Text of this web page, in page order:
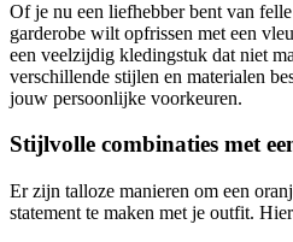
Of je nu een liefhebber bent van
garderobe wilt opfrissen met een
een veelzijdig kledingstuk dat niet
verschillende stijlen en materialen
jouw persoonlijke voorkeuren.
Stijlvolle combinaties met
Er zijn talloze manieren om een
statement te maken met je outfit.